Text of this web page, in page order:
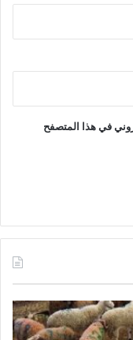
في هذا المتصفح